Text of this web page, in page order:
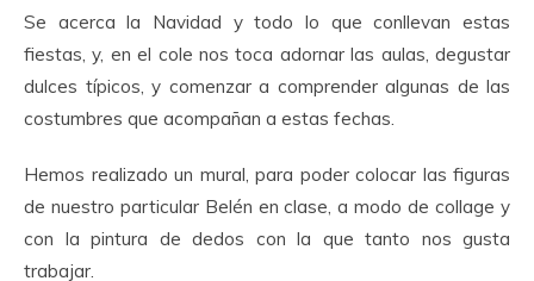
Se acerca la Navidad y todo lo que conllevan estas
fiestas, y, en el cole nos toca adornar las aulas, degustar
dulces típicos, y comenzar a comprender algunas de las
costumbres que acompañan a estas fechas.
Hemos realizado un mural, para poder colocar las figuras
de nuestro particular Belén en clase, a modo de collage y
con la pintura de dedos con la que tanto nos gusta
trabajar.